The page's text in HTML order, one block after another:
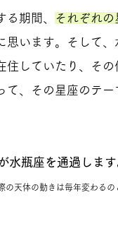
期間、
それぞれ
思います。そして
住していたり、そ
て、その星座のテ
水瓶座を通過しま
天体の動きは毎年変わる